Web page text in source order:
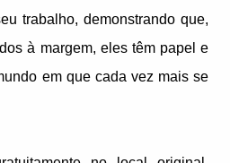
trabalho, demonstrando que,
à margem, eles têm papel e
em que cada vez mais se